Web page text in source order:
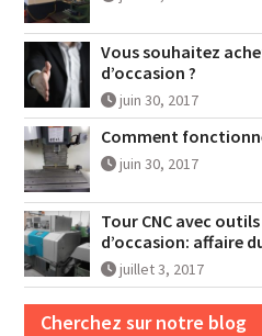
Vous souhaitez
d’occasion ?
juin 30, 2017
Comment
juin 30, 2017
Tour CNC avec
d’occasion: affaire
juillet 3, 2017
Cherchez sur notre blog